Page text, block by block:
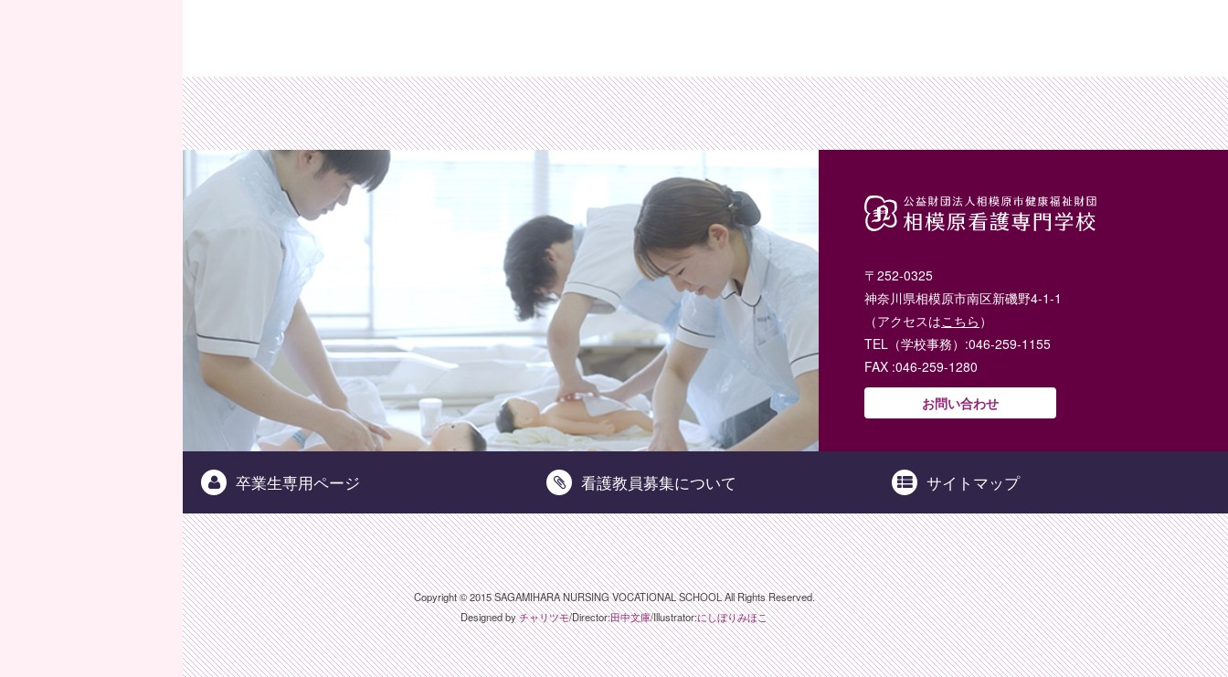
ONLINEオープンキャンパス公開中です！！
ONLINEオープンキャンパス
〒252-0325
神奈川県相模原市南区新磯野4-1-1
（アクセスはこちら ）
TEL（学校事務）:046-259-1155
FAX :046-259-1280
お問い合わせ
卒業生専用ページ 看護教員募集について サイトマップ
Copyright © 2015 SAGAMIHARA NURSING VOCATIONAL SCHOOL All Rights Reserved.
Designed byチャリツモ/Director:田中文庫/Illustrator:にしぼりみほこ